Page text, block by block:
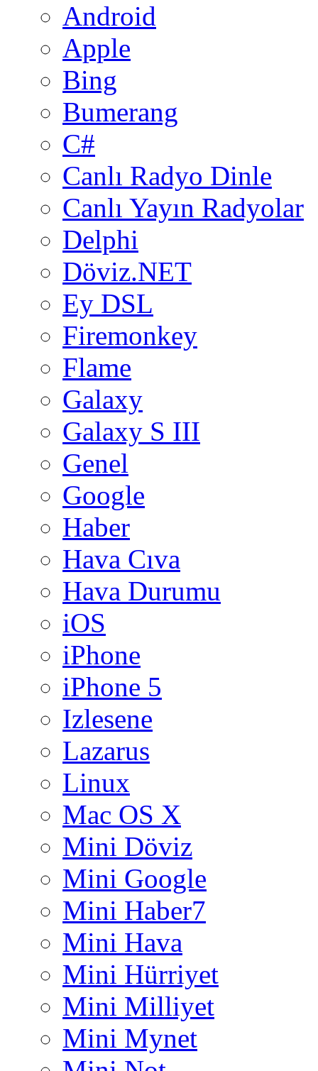
Android
Apple
Bing
Bumerang
C#
Canlı Radyo Dinle
Canlı Yayın Radyolar
Delphi
Döviz.NET
Ey DSL
Firemonkey
Flame
Galaxy
Galaxy S III
Genel
Google
Haber
Hava Cıva
Hava Durumu
iOS
iPhone
iPhone 5
Izlesene
Lazarus
Linux
Mac OS X
Mini Döviz
Mini Google
Mini Haber7
Mini Hava
Mini Hürriyet
Mini Milliyet
Mini Mynet